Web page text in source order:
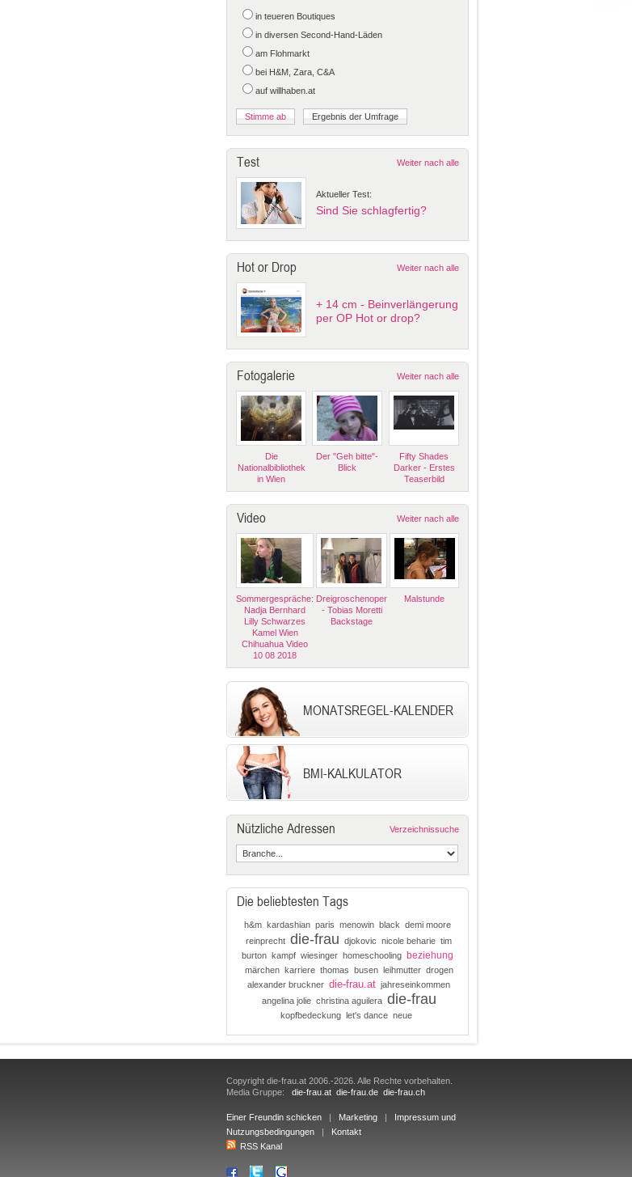
in teueren Boutiques
in diversen Second-Hand-Läden
am Flohmarkt
bei H&M, Zara, C&A
auf willhaben.at
Test Weiter nach alle
Aktueller Test:
Sind Sie schlagfertig?
Hot or Drop Weiter nach alle
+ 14 cm - Beinverlängerung
per OP Hot or drop?
Fotogalerie Weiter nach alle
Die
Nationalbibliothek
in Wien
Der "Geh bitte"-
Blick
Fifty Shades
Darker - Erstes
Teaserbild
Video Weiter nach alle
Sommergespräche:
Nadja Bernhard
Lilly Schwarzes
Kamel Wien
Chihuahua Video
10 08 2018
Dreigroschenoper
- Tobias Moretti
Backstage
Malstunde
MONATSREGEL-KALENDER
BMI-KALKULATOR
Nützliche Adressen Verzeichnissuche
Die beliebtesten Tags
h&m kardashian paris menowin black demi moore
reinprecht die-frau djokovic nicole beharie tim
burton kampf wiesinger homeschooling beziehung
märchen karriere thomas busen leihmutter drogen
alexander bruckner die-frau.at jahreseinkommen
angelina jolie christina aguilera die-frau
kopfbedeckung let's dance neue
Copyright die-frau.at 2006.-2026. Alle Rechte vorbehalten.
Media Gruppe: die-frau.at die-frau.de die-frau.ch
Einer Freundin schicken | Marketing | Impressum und
Nutzungsbedingungen | Kontakt
RSS Kanal